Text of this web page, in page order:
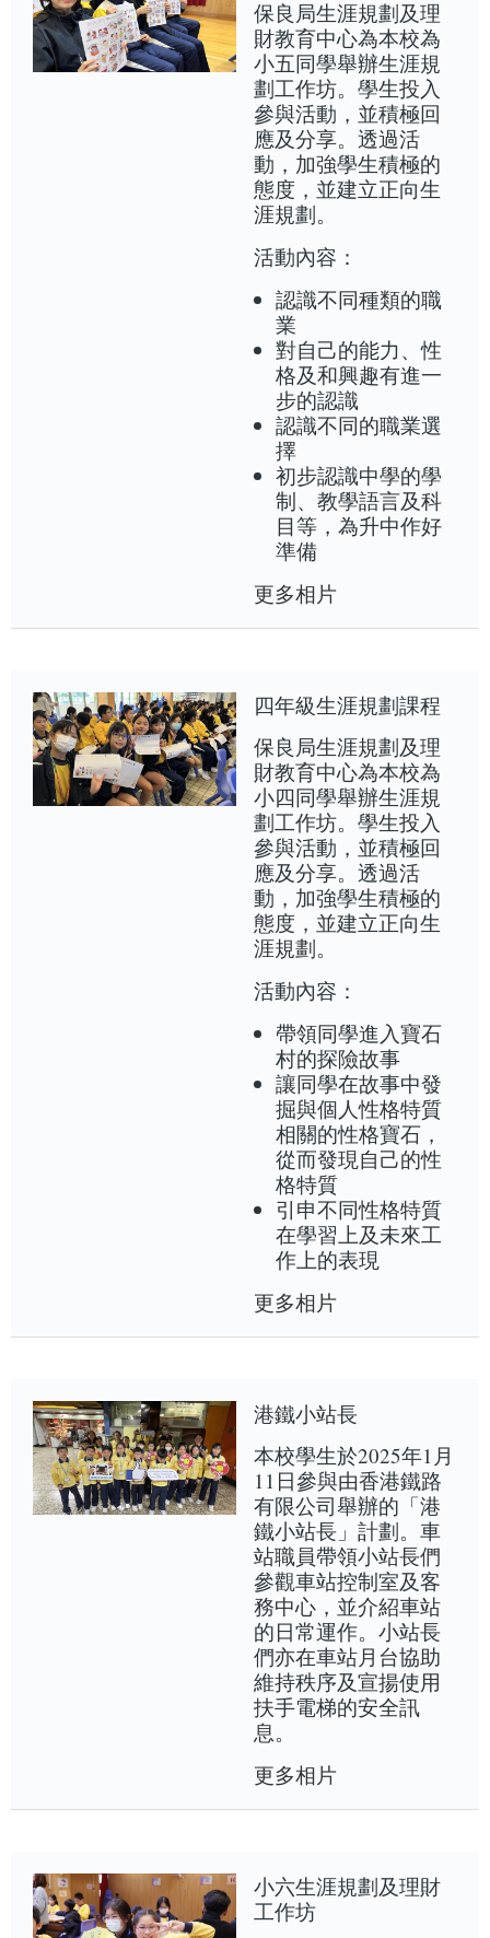
保良局生涯規劃及理
財教育中心為本校為
小五同學舉辦生涯規
劃工作坊。學生投入
參與活動，並積極回
應及分享。透過活
動，加強學生積極的
態度，並建立正向生
涯規劃。
活動內容：
認識不同種類的職
業
對自己的能力、性
格及和興趣有進一
步的認識
認識不同的職業選
擇
初步認識中學的學
制、教學語言及科
目等，為升中作好
準備
更多相片
四年級生涯規劃課程
保良局生涯規劃及理
財教育中心為本校為
小四同學舉辦生涯規
劃工作坊。學生投入
參與活動，並積極回
應及分享。透過活
動，加強學生積極的
態度，並建立正向生
涯規劃。
活動內容：
帶領同學進入寶石
村的探險故事
讓同學在故事中發
掘與個人性格特質
相關的性格寶石，
從而發現自己的性
格特質
引申不同性格特質
在學習上及未來工
作上的表現
更多相片
港鐵小站長
本校學生於2025年1月
11日參與由香港鐵路
有限公司舉辦的「港
鐵小站長」計劃。車
站職員帶領小站長們
參觀車站控制室及客
務中心，並介紹車站
的日常運作。小站長
們亦在車站月台協助
維持秩序及宣揚使用
扶手電梯的安全訊
息。
更多相片
小六生涯規劃及理財
工作坊